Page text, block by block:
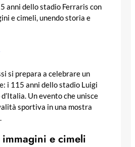
anni dello stadio Ferraris con
e cimeli, unendo storia e
si prepara a celebrare un
i 115 anni dello stadio Luigi
Un evento che unisce
sportiva in una mostra
e cimeli